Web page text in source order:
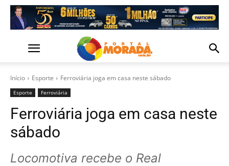
Início Esporte Ferroviária joga em casa neste sábado
Esporte Ferroviária
Ferroviária joga em casa neste
sábado
Locomotiva recebe o Real